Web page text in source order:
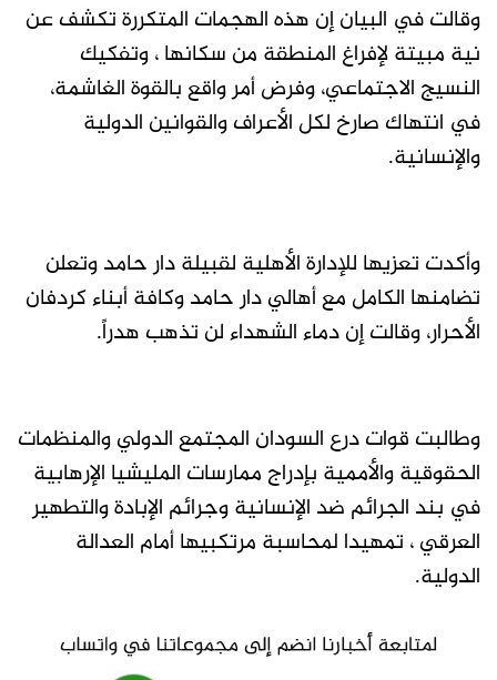
وقالت في البيان إن هذه الهجمات المتكررة تكشف عن
نية مبيتة لإفراغ المنطقة من سكانها ، وتفكيك
النسيج الاجتماعي، وفرض أمر واقع بالقوة الغاشمة،
في انتهاك صارخ لكل الأعراف والقوانين الدولية
والإنسانية.
وأكدت تعزيها للإدارة الأهلية لقبيلة دار حامد وتعلن
تضامنها الكامل مع أهالي دار حامد وكافة أبناء كردفان
الأحرار، وقالت إن دماء الشهداء لن تذهب هدراً.
وطالبت قوات درع السودان المجتمع الدولي والمنظمات
الحقوقية والأممية بإدراج ممارسات المليشيا الإرهابية
في بند الجرائم ضد الإنسانية وجرائم الإبادة والتطهير
العرقي ، تمهيدا لمحاسبة مرتكبيها أمام العدالة
الدولية.